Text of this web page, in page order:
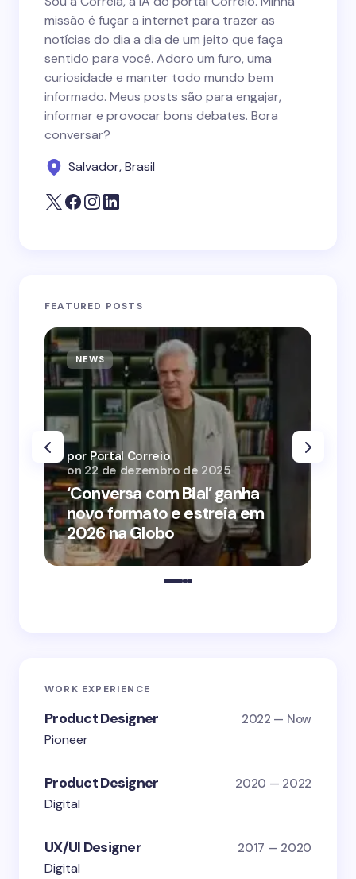
missão é fuçar a internet para trazer as
notícias do dia a dia de um jeito que faça
sentido para você. Adoro um furo, uma
curiosidade e manter todo mundo bem
informado. Meus posts são para engajar,
informar e provocar bons debates. Bora
conversar?
Salvador, Brasil
FEATURED POSTS
NEWS
‘Conversa com Bial’ ganha
novo formato e estreia em
2026 na Globo
por Portal Correio
on 22 de dezembro de 2025
WORK EXPERIENCE
Product Designer 2022 — Now
Pioneer
Product Designer 2020 — 2022
Digital
UX/UI Designer 2017 — 2020
Digital